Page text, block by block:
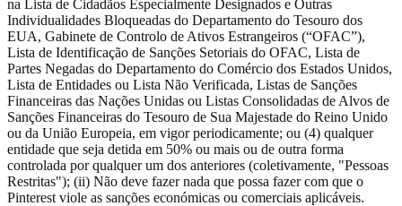
na Lista de Cidadãos Especialmente Designados e Outras
Individualidades Bloqueadas do Departamento do Tesouro dos
EUA, Gabinete de Controlo de Ativos Estrangeiros (“OFAC”),
Lista de Identificação de Sanções Setoriais do OFAC, Lista de
Partes Negadas do Departamento do Comércio dos Estados Unidos,
Lista de Entidades ou Lista Não Verificada, Listas de Sanções
Financeiras das Nações Unidas ou Listas Consolidadas de Alvos de
Sanções Financeiras do Tesouro de Sua Majestade do Reino Unido
ou da União Europeia, em vigor periodicamente; ou (4) qualquer
entidade que seja detida em 50% ou mais ou de outra forma
controlada por qualquer um dos anteriores (coletivamente, "Pessoas
Restritas"); (ii) Não deve fazer nada que possa fazer com que o
Pinterest viole as sanções económicas ou comerciais aplicáveis.